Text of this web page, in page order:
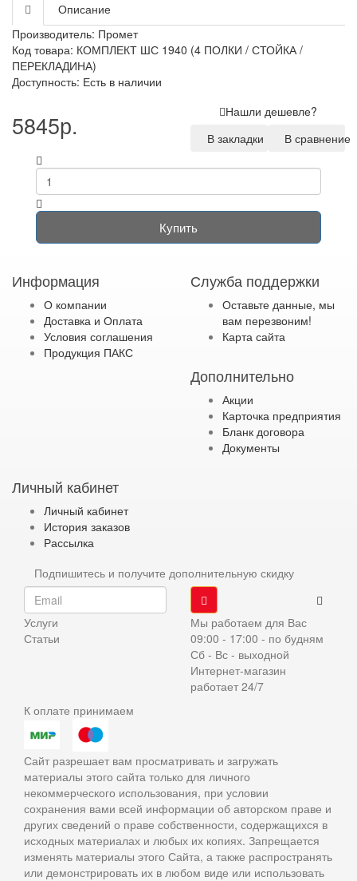
Описание
Производитель: Промет
Код товара: КОМПЛЕКТ ШС 1940 (4 ПОЛКИ / СТОЙКА /
ПЕРЕКЛАДИНА)
Доступность: Есть в наличии
5845р.
Нашли дешевле?
В закладки
В сравнение
Купить
Информация
О компании
Доставка и Оплата
Условия соглашения
Продукция ПАКС
Служба поддержки
Оставьте данные, мы
вам перезвоним!
Карта сайта
Дополнительно
Акции
Карточка предприятия
Бланк договора
Документы
Личный кабинет
Личный кабинет
История заказов
Рассылка
Подпишитесь и получите дополнительную скидку
Услуги
Статьи
Мы работаем для Вас
09:00 - 17:00 - по будням
Сб - Вс - выходной
Интернет-магазин
работает 24/7
К оплате принимаем
Сайт разрешает вам просматривать и загружать
материалы этого сайта только для личного
некоммерческого использования, при условии
сохранения вами всей информации об авторском праве и
других сведений о праве собственности, содержащихся в
исходных материалах и любых их копиях. Запрещается
изменять материалы этого Сайта, а также распространять
или демонстрировать их в любом виде или использовать